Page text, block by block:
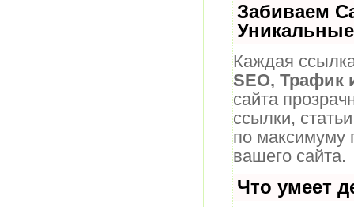
Забиваем
Каждая
SEO, Трафик
сайта
ссылки,
по максимуму
вашего сайта.
Что умеет